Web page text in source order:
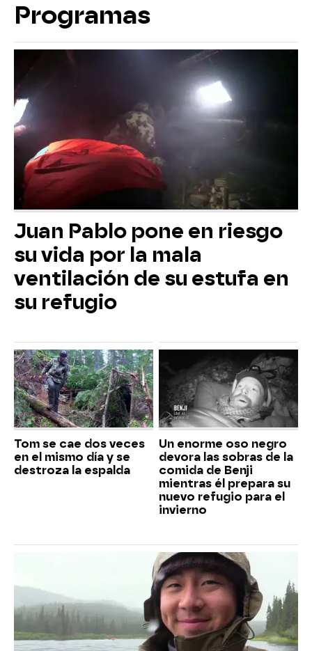
Programas
Juan Pablo pone en riesgo
su vida por la mala
ventilación de su estufa en
su refugio
Tom se cae dos veces
en el mismo día y se
destroza la espalda
Un enorme oso negro
devora las sobras de la
comida de Benji
mientras él prepara su
nuevo refugio para el
invierno